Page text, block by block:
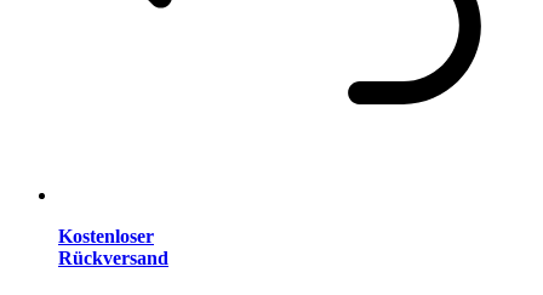
Kostenloser
Rückversand